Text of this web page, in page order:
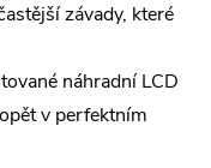
závady, které
náhradní LCD
v perfektním